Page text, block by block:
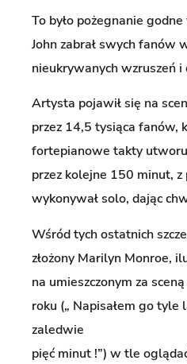
To było pożegnanie
John zabrał swych fanów
nieukrywanych wzruszeń i
Artysta pojawił się na
przez 14,5 tysiąca fanów,
fortepianowe takty utworu
przez kolejne 150 minut,
wykonywał solo, dając
Wśród tych ostatnich
złożony Marilyn Monroe,
na umieszczonym za
roku („ Napisałem go
zaledwie
pięć minut !”) w tle